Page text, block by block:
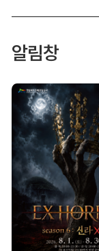
알림창